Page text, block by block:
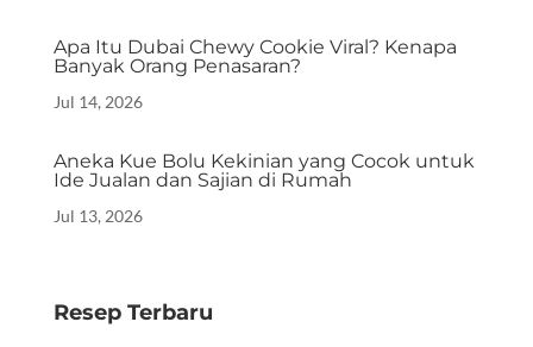
Apa Itu Dubai Chewy Cookie Viral? Kenapa
Banyak Orang Penasaran?
Jul 14, 2026
Aneka Kue Bolu Kekinian yang Cocok untuk
Ide Jualan dan Sajian di Rumah
Jul 13, 2026
Resep Terbaru